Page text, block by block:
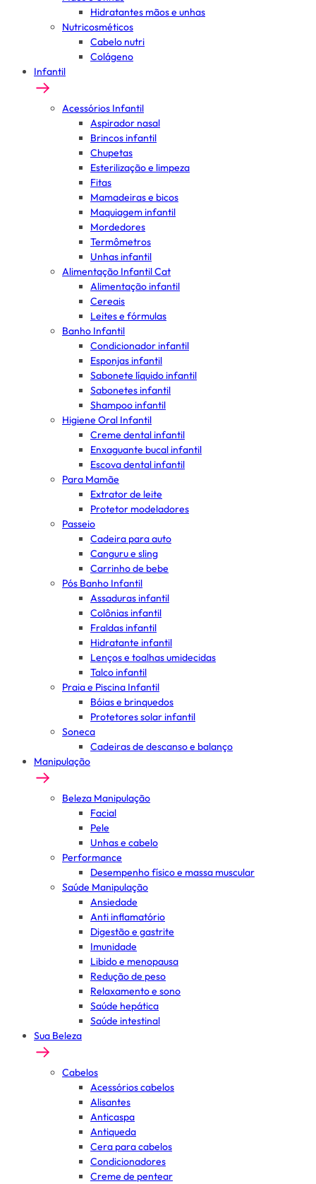
Hidratantes mãos e unhas
Nutricosméticos
Cabelo nutri
Colágeno
Infantil
Acessórios Infantil
Aspirador nasal
Brincos infantil
Chupetas
Esterilização e limpeza
Fitas
Mamadeiras e bicos
Maquiagem infantil
Mordedores
Termômetros
Unhas infantil
Alimentação Infantil Cat
Alimentação infantil
Cereais
Leites e fórmulas
Banho Infantil
Condicionador infantil
Esponjas infantil
Sabonete líquido infantil
Sabonetes infantil
Shampoo infantil
Higiene Oral Infantil
Creme dental infantil
Enxaguante bucal infantil
Escova dental infantil
Para Mamãe
Extrator de leite
Protetor modeladores
Passeio
Cadeira para auto
Canguru e sling
Carrinho de bebe
Pós Banho Infantil
Assaduras infantil
Colônias infantil
Fraldas infantil
Hidratante infantil
Lenços e toalhas umidecidas
Talco infantil
Praia e Piscina Infantil
Bóias e brinquedos
Protetores solar infantil
Soneca
Cadeiras de descanso e balanço
Manipulação
Beleza Manipulação
Facial
Pele
Unhas e cabelo
Performance
Desempenho físico e massa muscular
Saúde Manipulação
Ansiedade
Anti inflamatório
Digestão e gastrite
Imunidade
Libido e menopausa
Redução de peso
Relaxamento e sono
Saúde hepática
Saúde intestinal
Sua Beleza
Cabelos
Acessórios cabelos
Alisantes
Anticaspa
Antiqueda
Cera para cabelos
Condicionadores
Creme de pentear